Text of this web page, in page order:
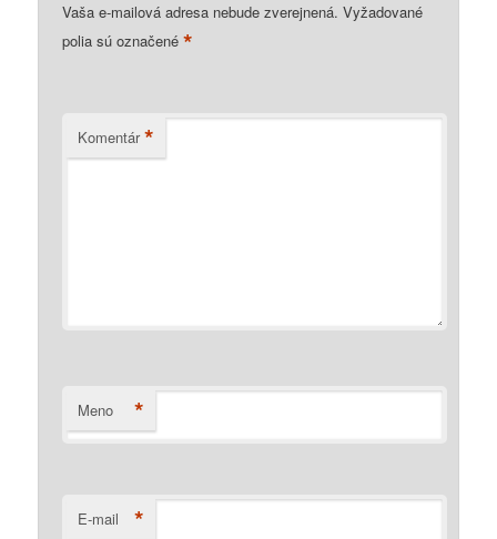
Vaša e-mailová adresa nebude zverejnená. Vyžadované
polia sú označené*
Komentár *
Meno *
E-mail *